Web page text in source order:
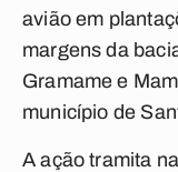
avião em
margens da
Gramame e
município de
A ação tramita